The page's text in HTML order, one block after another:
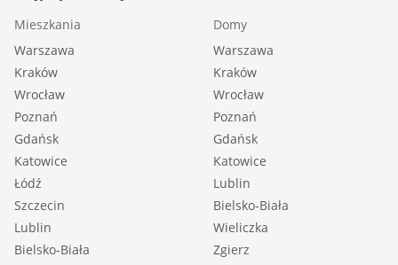
Mieszkania
Warszawa
Kraków
Wrocław
Poznań
Gdańsk
Katowice
Łódź
Szczecin
Lublin
Bielsko-Biała
Domy
Warszawa
Kraków
Wrocław
Poznań
Gdańsk
Katowice
Lublin
Bielsko-Biała
Wieliczka
Zgierz